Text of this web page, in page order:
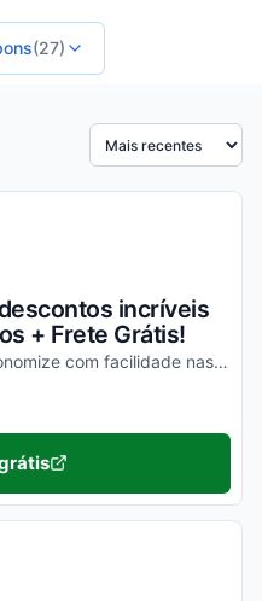
(27)
Ordenar por
incríveis
+ Frete Grátis!
Aproveite seus benefícios e economize com facilidade nas suas compras!